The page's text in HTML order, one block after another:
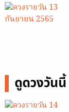
ดูดวงวันนี้